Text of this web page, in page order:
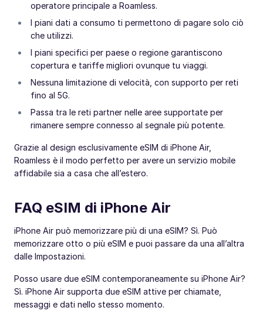
operatore principale a Roamless.
I piani dati a consumo ti permettono di pagare solo ciò
che utilizzi.
I piani specifici per paese o regione garantiscono
copertura e tariffe migliori ovunque tu viaggi.
Nessuna limitazione di velocità, con supporto per reti
fino al 5G.
Passa tra le reti partner nelle aree supportate per
rimanere sempre connesso al segnale più potente.
Grazie al design esclusivamente eSIM di iPhone Air,
Roamless è il modo perfetto per avere un servizio mobile
affidabile sia a casa che all’estero.
FAQ eSIM di iPhone Air
iPhone Air può memorizzare più di una eSIM? Sì. Può
memorizzare otto o più eSIM e puoi passare da una all’altra
dalle Impostazioni.
Posso usare due eSIM contemporaneamente su iPhone Air?
Sì. iPhone Air supporta due eSIM attive per chiamate,
messaggi e dati nello stesso momento.